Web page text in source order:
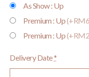
As Show : Up
Premium : Up
Premium : Up
Delivery Date*